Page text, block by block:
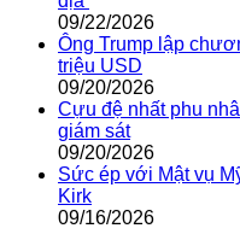
09/22/2026
Ông Trump lập
triệu USD
09/20/2026
Cựu đệ nhất phu
giám sát
09/20/2026
Sức ép với Mật vụ
Kirk
09/16/2026